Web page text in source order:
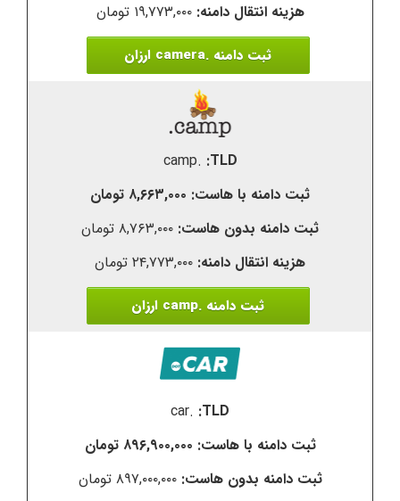
۱۹,۷۷۳,۰۰۰ تومان
ثبت دامنه .camera ارزان
.camp
۸,۶۶۳,۰۰۰ تومان
۸,۷۶۳,۰۰۰ تومان
۲۴,۷۷۳,۰۰۰ تومان
ثبت دامنه .camp ارزان
.car
۸۹۶,۹۰۰,۰۰۰ تومان
۸۹۷,۰۰۰,۰۰۰ تومان